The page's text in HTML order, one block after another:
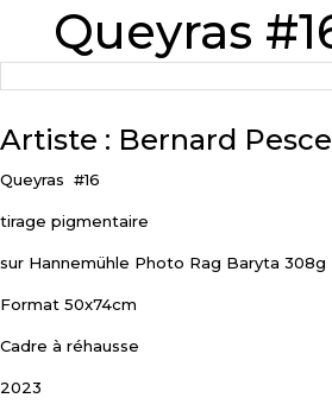
Queyras
Artiste : Bernard Pesce
Queyras #16
tirage pigmentaire
sur Hannemühle Photo Rag Baryta 308g
Format 50x74cm
Cadre à réhausse
2023